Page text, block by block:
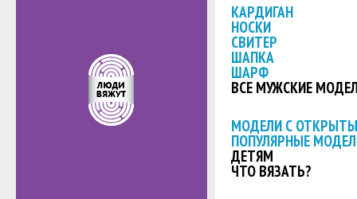
КАРДИГАН
НОСКИ
СВИТЕР
ШАПКА
ШАРФ
ВСЕ МУЖСКИЕ
МОДЕЛИ С
ПОПУЛЯРНЫЕ
ДЕТЯМ
ЧТО ВЯЗАТЬ?